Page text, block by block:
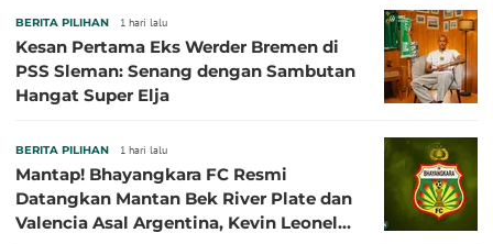
BERITA PILIHAN 1 hari lalu
Kesan Pertama Eks Werder Bremen di
PSS Sleman: Senang dengan Sambutan
Hangat Super Elja
BERITA PILIHAN 1 hari lalu
Mantap! Bhayangkara FC Resmi
Datangkan Mantan Bek River Plate dan
Valencia Asal Argentina, Kevin Leonel